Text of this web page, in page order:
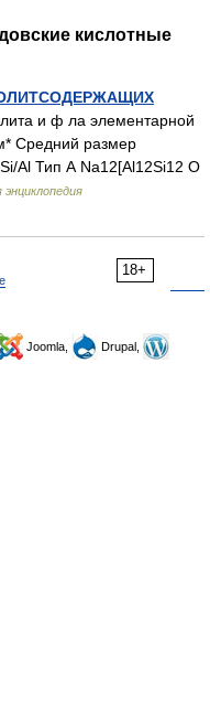
кислотные
и ф ла элементарной
Средний размер
Al Тип А Na12[Al12Si12 О
энциклопедия
18+
Joomla,
Drupal,